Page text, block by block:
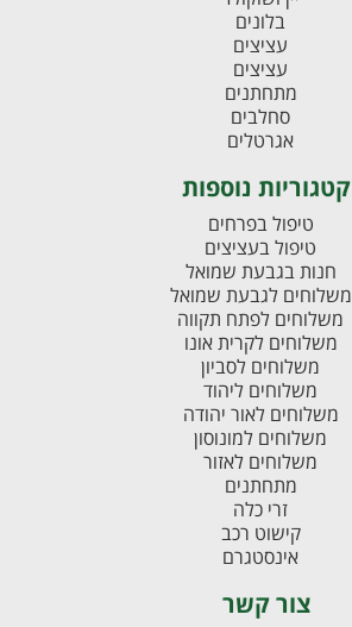
בלונים
עציצים
עציצים
מתחתנים
סחלבים
אגרטלים
קטגוריות נוספות
טיפול בפרחים
טיפול בעציצים
חנות בגבעת שמואל
משלוחים לגבעת שמואל
משלוחים לפתח תקווה
משלוחים לקרית אונו
משלוחים לסביון
משלוחים ליהוד
משלוחים לאור יהודה
משלוחים למונוסון
משלוחים לאזור
מתחתנים
זרי כלה
קישוט רכב
אינסטגרם
צור קשר